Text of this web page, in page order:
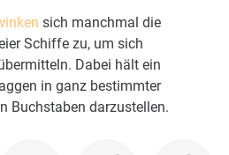
sich manchmal die
Schiffe zu, um sich
Dabei hält ein
in ganz bestimmter
Buchstaben darzustellen.